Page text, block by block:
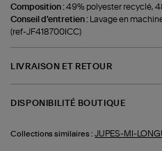
Composition :49% polyester recyclé,
Conseil d'entretien :
Lavage en
(ref-JF418700ICC)
LIVRAISON ET RETOUR
DISPONIBILITÉ BOUTIQUE
Collections similaires : JUPES-MI-